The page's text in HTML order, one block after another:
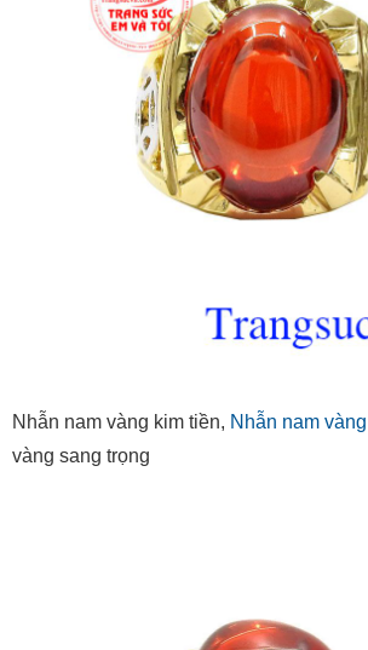
Nhẫn nam vàng kim tiền, Nhẫn nam
vàng sang trọng